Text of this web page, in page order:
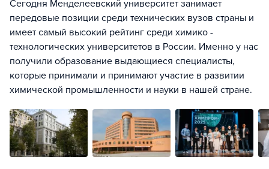
Сегодня Менделеевский университет занимает
передовые позиции среди технических вузов страны и
имеет самый высокий рейтинг среди химико -
технологических университетов в России. Именно у нас
получили образование выдающиеся специалисты,
которые принимали и принимают участие в развитии
химической промышленности и науки в нашей стране.